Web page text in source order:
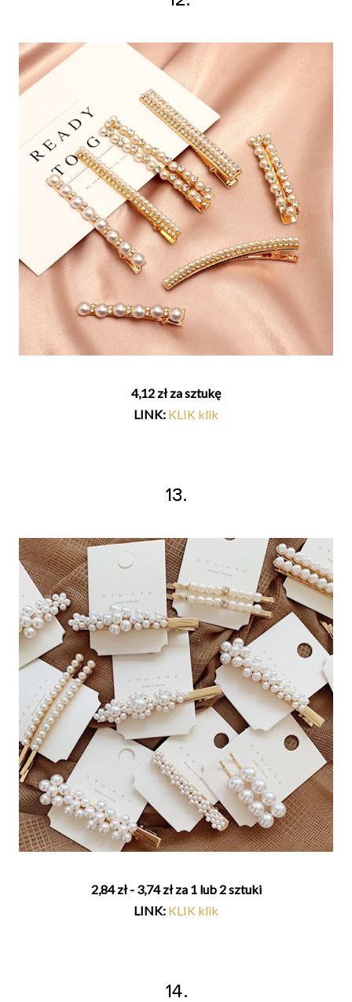
4,12 zł za sztukę
LINK: KLIK klik
13.
2,84 zł - 3,74 zł za 1 lub 2 sztuki
LINK: KLIK klik
14.